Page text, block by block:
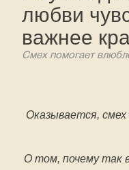
любви
важнее
Смех помогает
Оказывается,
О том, почему так